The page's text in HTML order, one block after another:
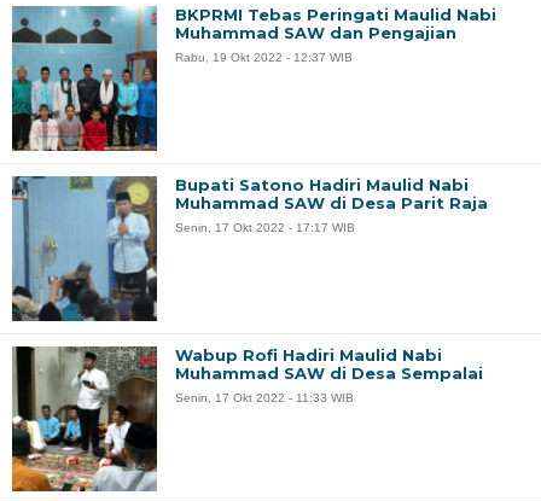
BKPRMI Tebas Peringati Maulid Nabi
Muhammad SAW dan Pengajian
Rabu, 19 Okt 2022 - 12:37 WIB
Bupati Satono Hadiri Maulid Nabi
Muhammad SAW di Desa Parit Raja
Senin, 17 Okt 2022 - 17:17 WIB
Wabup Rofi Hadiri Maulid Nabi
Muhammad SAW di Desa Sempalai
Senin, 17 Okt 2022 - 11:33 WIB